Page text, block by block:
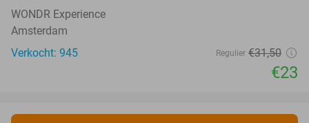
WONDR Experience
Amsterdam
Verkocht: 945
Regulier €31,50
€23